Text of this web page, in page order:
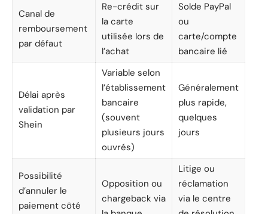
Canal de
remboursement
par défaut
Re-crédit sur
la carte
utilisée lors de
l’achat
Solde PayPal
ou
carte/compte
bancaire lié
Délai après
validation par
Shein
Variable selon
l’établissement
bancaire
(souvent
plusieurs jours
ouvrés)
Généralement
plus rapide,
quelques
jours
Possibilité
d’annuler le
paiement côté
Opposition ou
chargeback via
Litige ou
réclamation
via le centre